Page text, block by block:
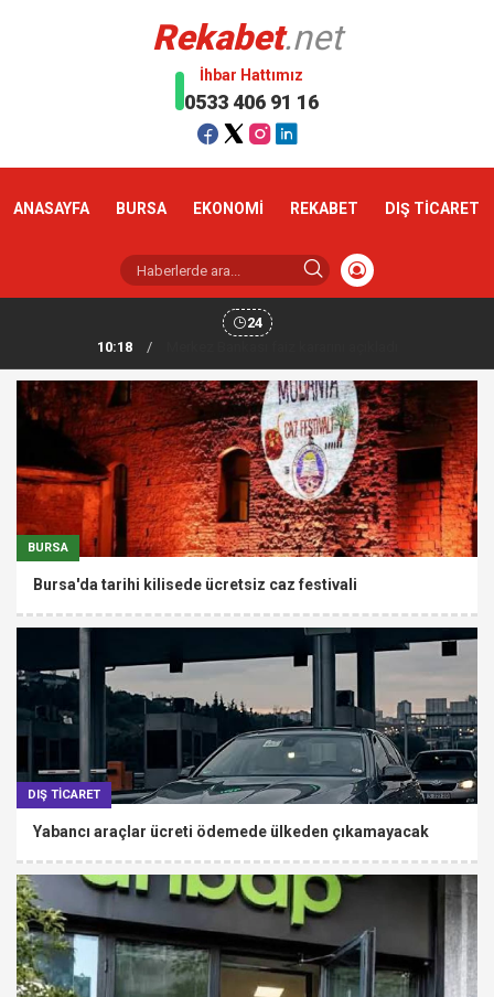
Rekabet.net
İhbar Hattımız
0533 406 91 16
ANASAYFA BURSA EKONOMİ REKABET DIŞ TİCARET
24
10:18
BURSA
Bursa'da tarihi kilisede ücretsiz caz festivali
DIŞ TİCARET
Yabancı araçlar ücreti ödemede ülkeden çıkamayacak